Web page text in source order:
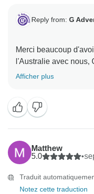
Reply from: G
Merci beaucoup
l'Australie avec nous,
savoir que vous avez
Afficher plus
Matthew
5.0
•
Traduit
Notez cette traduction